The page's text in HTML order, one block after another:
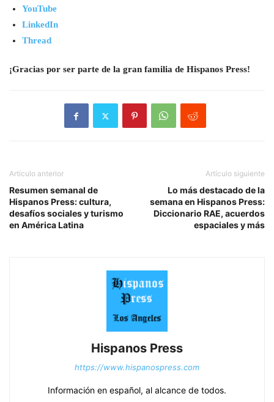
YouTube
LinkedIn
Thread
¡Gracias por ser parte de la gran familia de Hispanos Press!
Artículo anterior
Resumen semanal de
Hispanos Press: cultura,
desafíos sociales y turismo
en América Latina
Artículo siguiente
Lo más destacado de la
semana en Hispanos Press:
Diccionario RAE, acuerdos
espaciales y más
Hispanos Press
https://www.hispanospress.com
Información en español, al alcance de todos.